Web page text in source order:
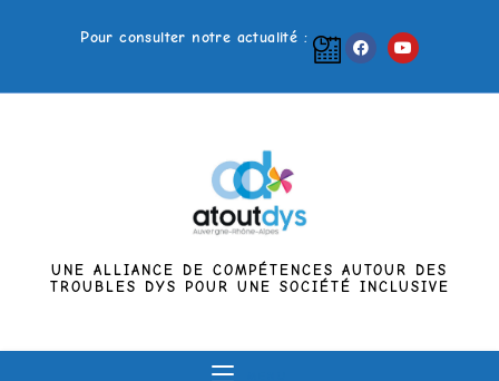
Pour consulter notre actualité :
UNE ALLIANCE DE COMPÉTENCES AUTOUR DES
TROUBLES DYS POUR UNE SOCIÉTÉ INCLUSIVE